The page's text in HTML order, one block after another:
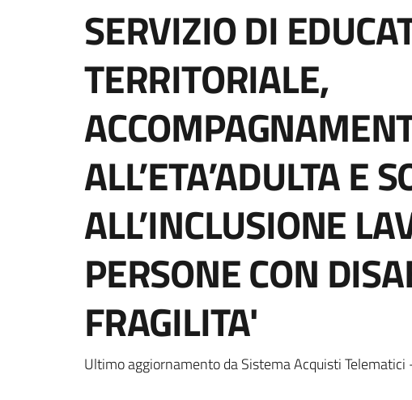
SERVIZIO DI
TERRITORIALE,
ALL’ETA’ADULTA E
ALL’INCLUSIONE
PERSONE CON
FRAGILITA'
Ultimo aggiornamento da Sistema Acquisti Telematici